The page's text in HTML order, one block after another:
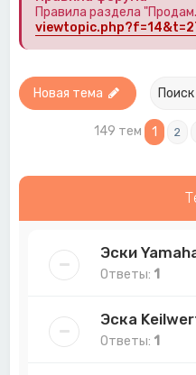
Правила раздела
Новая тема
149 тем 1 2
Эски
Ответы: 1
Эска
Ответы: 1